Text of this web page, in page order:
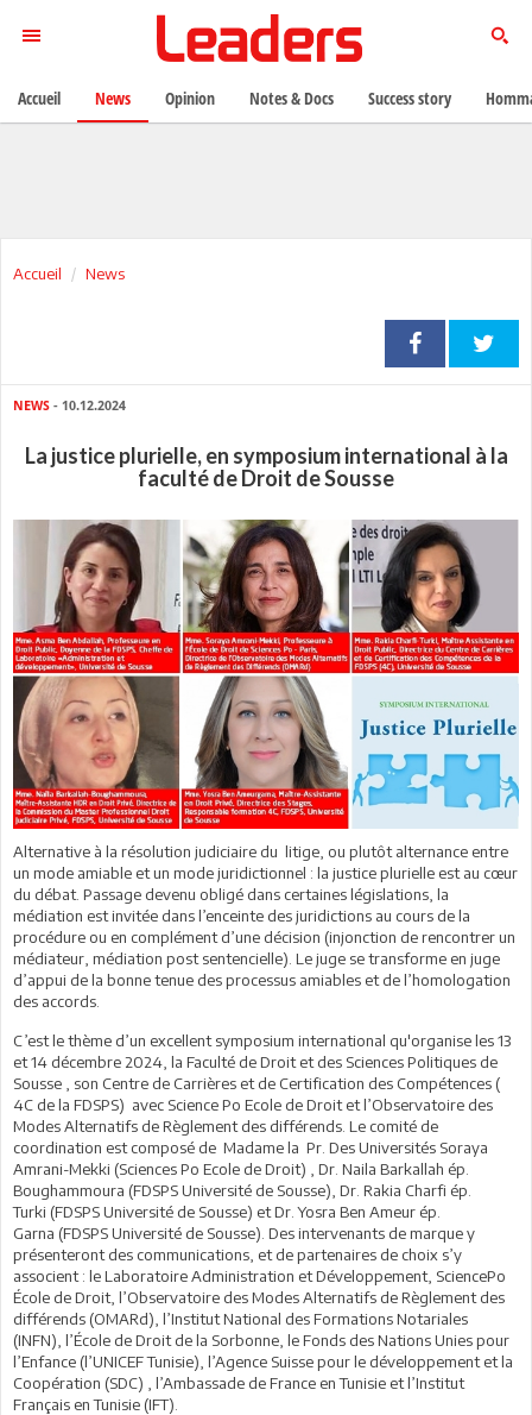
Accueil News
NEWS - 10.12.2024
La justice plurielle, en symposium international à la
faculté de Droit de Sousse
Alternative à la résolution judiciaire du litige, ou plutôt alternance entre
un mode amiable et un mode juridictionnel : la justice plurielle est au cœur
du débat. Passage devenu obligé dans certaines législations, la
médiation est invitée dans l’enceinte des juridictions au cours de la
procédure ou en complément d’une décision (injonction de rencontrer un
médiateur, médiation post sentencielle). Le juge se transforme en juge
d’appui de la bonne tenue des processus amiables et de l’homologation
des accords.
C’est le thème d’un excellent symposium international qu'organise les 13
et 14 décembre 2024, la Faculté de Droit et des Sciences Politiques de
Sousse , son Centre de Carrières et de Certification des Compétences (
4C de la FDSPS) avec Science Po Ecole de Droit et l’Observatoire des
Modes Alternatifs de Règlement des différends. Le comité de
coordination est composé de Madame la Pr. Des Universités Soraya
Amrani-Mekki (Sciences Po Ecole de Droit) , Dr. Naila Barkallah ép.
Boughammoura (FDSPS Université de Sousse), Dr. Rakia Charfi ép.
Turki (FDSPS Université de Sousse) et Dr. Yosra Ben Ameur ép.
Garna (FDSPS Université de Sousse). Des intervenants de marque y
présenteront des communications, et de partenaires de choix s’y
associent : le Laboratoire Administration et Développement, SciencePo
École de Droit, l’Observatoire des Modes Alternatifs de Règlement des
différends (OMARd), l’Institut National des Formations Notariales
(INFN), l’École de Droit de la Sorbonne, le Fonds des Nations Unies pour
l’Enfance (l’UNICEF Tunisie), l’Agence Suisse pour le développement et la
Coopération (SDC) , l’Ambassade de France en Tunisie et l’Institut
Français en Tunisie (IFT).
Accueil News Opinion Notes & Docs Success story